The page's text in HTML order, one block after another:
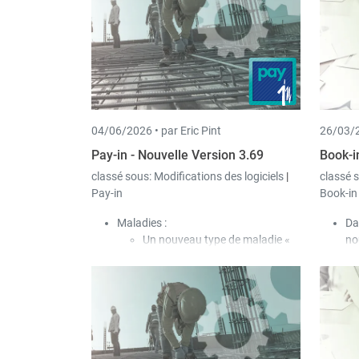
04/06/2026 • par Eric Pint
Pay-in - Nouvelle Version 3.69
classé sous: Modifications des logiciels |
Pay-in
Maladies :
Un nouveau type de maladie «
Dans ce cas, afin que
l’employeur ne doive rien
débourser, le type de paiement «
Indemnisation par la CNS » est
utilisé, même si la CNS ne verse
26/03/
Book-
classé
Book-in
Le